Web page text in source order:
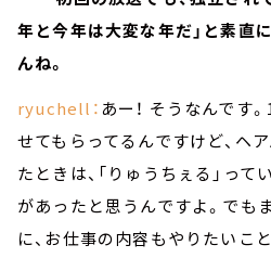
年と今年は大変な年だ」と素直
んね。
ryuchell： あー！ そうなんです
せてもらってるんですけど、ヘ
たときは、「りゅうちぇる」っ
があったと思うんですよ。でも
に、お仕事の内容もやりたいこ